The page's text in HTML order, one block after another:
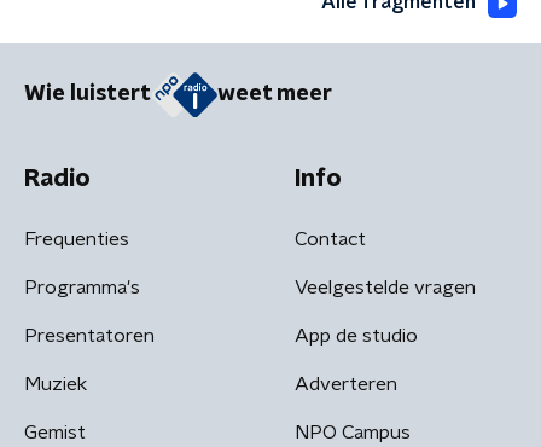
Wie luistert weet meer
Radio
Frequenties
Programma's
Presentatoren
Muziek
Gemist
Info
Contact
Veelgestelde vragen
App de studio
Adverteren
NPO Campus